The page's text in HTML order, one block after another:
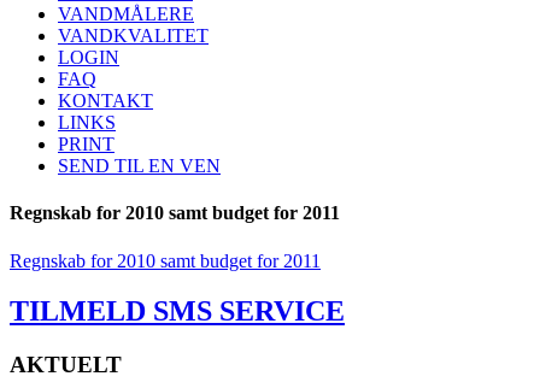
VANDMÅLERE
VANDKVALITET
LOGIN
FAQ
KONTAKT
LINKS
PRINT
SEND TIL EN VEN
Regnskab for 2010 samt budget for 2011
Regnskab for 2010 samt budget for 2011
TILMELD SMS SERVICE
AKTUELT